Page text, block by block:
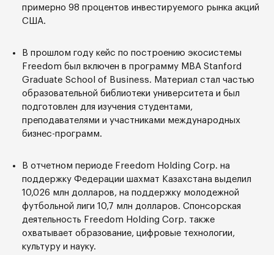
примерно 98 процентов инвестируемого рынка акций
США.
В прошлом году кейс по построению экосистемы
Freedom был включен в программу MBA Stanford
Graduate School of Business. Материал стал частью
образовательной библиотеки университета и был
подготовлен для изучения студентами,
преподавателями и участниками международных
бизнес-программ.
В отчетном периоде Freedom Holding Corp. на
поддержку Федерации шахмат Казахстана выделил
10,026 млн долларов, на поддержку молодежной
футбольной лиги 10,7 млн долларов. Спонсорская
деятельность Freedom Holding Corp. также
охватывает образование, цифровые технологии,
культуру и науку.